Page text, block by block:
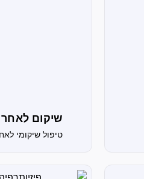
שיקום לאחר
טיפול שיקומי